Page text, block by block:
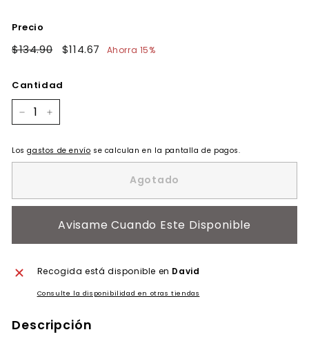
Precio
Precio
$134.90$134.90
Precio
$114.67 $114.67
Ahorra 15%
Cantidad
Losgastos de envío se calculan en la pantalla de pagos.
Agotado
Avisame Cuando Este Disponible
Recogida está disponible en David
Consulte la disponibilidad en otras tiendas
Descripción